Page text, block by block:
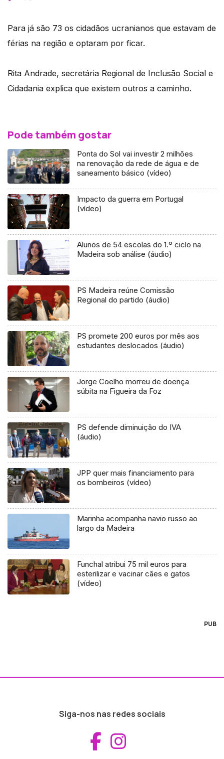
Para já são 73 os cidadãos ucranianos que estavam de
férias na região e optaram por ficar.
Rita Andrade, secretária Regional de Inclusão Social e
Cidadania explica que existem outros a caminho.
Pode também gostar
Ponta do Sol vai investir 2 milhões
na renovação da rede de água e de
saneamento básico (vídeo)
Impacto da guerra em Portugal
(vídeo)
Alunos de 54 escolas do 1.º ciclo na
Madeira sob análise (áudio)
PS Madeira reúne Comissão
Regional do partido (áudio)
PS promete 200 euros por mês aos
estudantes deslocados (áudio)
Jorge Coelho morreu de doença
súbita na Figueira da Foz
PS defende diminuição do IVA
(áudio)
JPP quer mais financiamento para
os bombeiros (vídeo)
Marinha acompanha navio russo ao
largo da Madeira
Funchal atribui 75 mil euros para
esterilizar e vacinar cães e gatos
(vídeo)
PUB
Siga-nos nas redes sociais
Aceder ao